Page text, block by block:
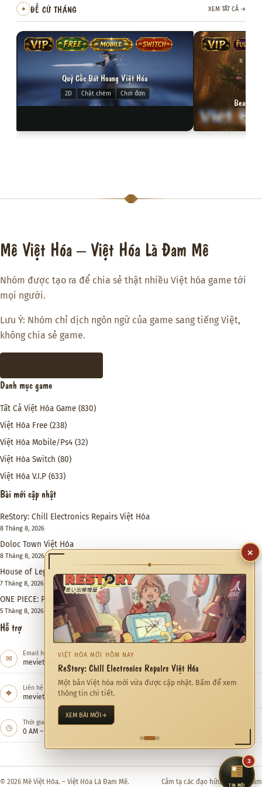
✦ ĐỀ CỬ THÁNG XEM TẤT CẢ →
VIP FREE MOBILE SWITCH
Quỷ Cốc Bát Hoang Việt Hóa
2D Chặt chém Chơi đơn
VIP FULL
Beast of
Mê Việt Hóa – Việt Hóa Là Đam Mê
Nhóm được tạo ra để chia sẻ thật nhiều Việt hóa game tới
mọi người.
Lưu Ý: Nhóm chỉ dịch ngôn ngữ của game sang tiếng Việt,
không chia sẻ game.
Danh mục game
Tất Cả Việt Hóa Game (830)
Việt Hóa Free (238)
Việt Hóa Mobile/Ps4 (32)
Việt Hóa Switch (80)
Việt Hóa V.I.P (633)
Bài mới cập nhật
ReStory: Chill Electronics Repairs Việt Hóa
8 Tháng 8, 2026
Doloc Town Việt Hóa
8 Tháng 8, 2026
House of Legacy Việt Hóa – Hào Môn Thế Gia
7 Tháng 8, 2026
ONE PIECE: PIRATE WARRIORS 4 Việt Hóa
5 Tháng 8, 2026
Hỗ trợ
✉ Email hỗ trợ
meviethoa@gmail.com
❖ Liên hệ hợp tác
meviethoa@gmail.com
◷ Thời gian hỗ trợ
0 AM – 12 PM
© 2026 Mê Việt Hóa. – Việt Hóa Là Đam Mê. Cảm tạ các đạo hữu đã quan tâm
×
◆
CỘNG ĐỒNG ĐANG QUAN TÂM
Quỷ Cốc Bát Hoang Việt Hóa
Việt hóa Game đang được xem nhiều trong tháng này.
KHÁM PHÁ NGAY
TIN MỚI
3